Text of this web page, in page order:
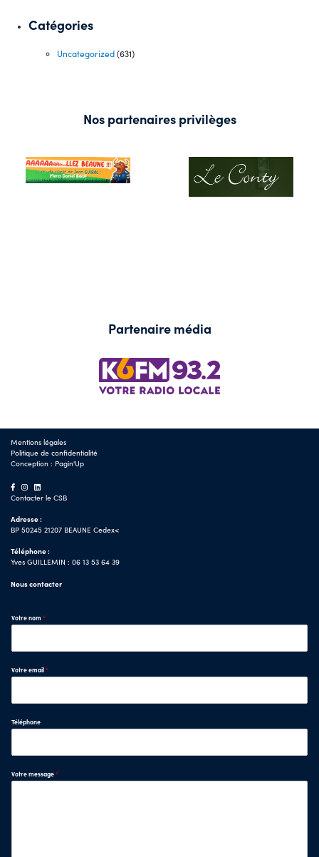
Catégories
Uncategorized(631)
Nos partenaires privilèges
Partenaire média
Mentions légales
Politique de confidentialité
Conception : Pagin'Up
Contacter le CSB
Adresse :
BP 50245 21207 BEAUNE Cedex<
Téléphone :
Yves GUILLEMIN : 06 13 53 64 39
Nous contacter
Votre nom *
Votre email*
Téléphone
Votre message*